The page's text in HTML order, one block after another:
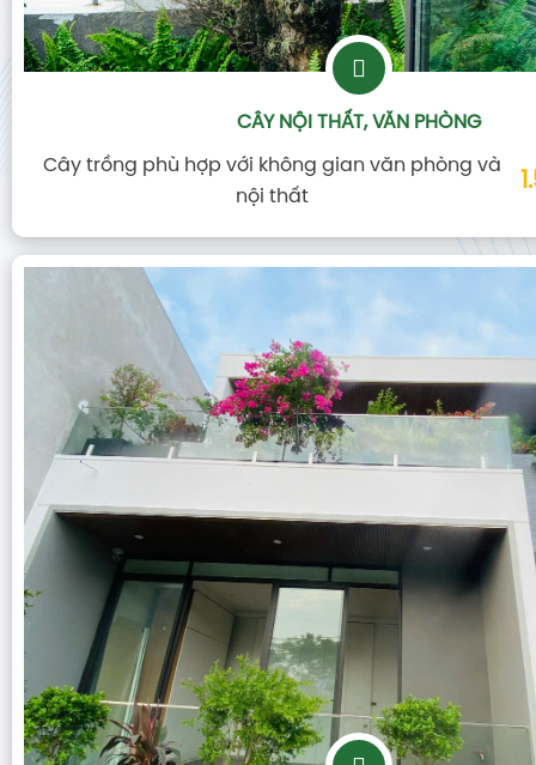
CÂY NỘI THẤT, VĂN PHÒNG
Cây trồng phù hợp với không gian văn phòng và
nội thất